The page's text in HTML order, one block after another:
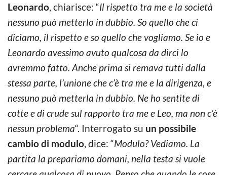
Leonardo, chiarisce: “Il rispetto tra me e la società
nessuno può metterlo in dubbio. So quello che ci
diciamo, il rispetto e so quello che vogliamo. Se io e
Leonardo avessimo avuto qualcosa da dirci lo
avremmo fatto. Anche prima si remava tutti dalla
stessa parte, l’unione che c’è tra me e la dirigenza, e
nessuno può metterla in dubbio. Ne ho sentite di
cotte e di crude sul rapporto tra me e Leo, ma non c’è
nessun problema“. Interrogato su un possibile
cambio di modulo, dice: “Modulo? Vediamo. La
partita la prepariamo domani, nella testa si vuole